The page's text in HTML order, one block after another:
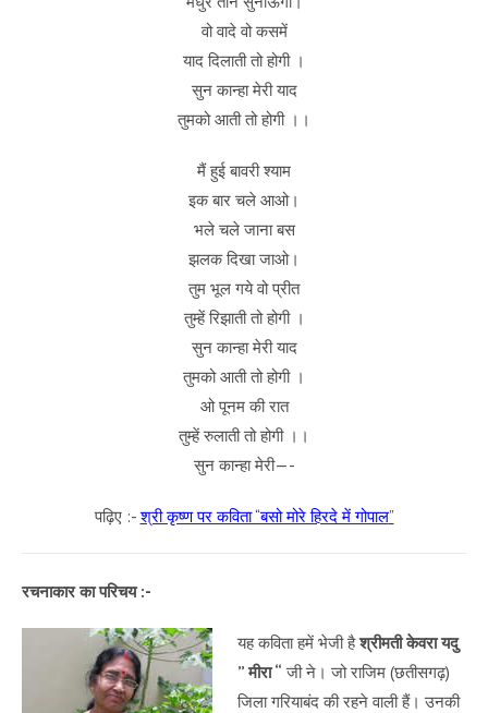
वो वादे वो कसमें
याद दिलाती तो होगी ।
सुन कान्हा मेरी याद
तुमको आती तो होगी ।।
मैं हुई बावरी श्याम
इक बार चले आओ।
भले चले जाना बस
झलक दिखा जाओ।
तुम भूल गये वो प्रीत
तुम्हें रिझाती तो होगी ।
सुन कान्हा मेरी याद
तुमको आती तो होगी ।
ओ पूनम की रात
तुम्हें रुलाती तो होगी ।।
सुन कान्हा मेरी—-
पढ़िए :-श्री कृष्ण पर कविता “बसो मोरे हिरदे में गोपाल”
रचनाकार का परिचय :-
यह कविता हमें भेजी हैश्रीमती केवरा यदु
” मीरा “ जी ने। जो राजिम (छतीसगढ़)
जिला गरियाबंद की रहने वाली हैं। उनकी